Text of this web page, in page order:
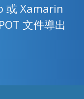
或 Xamarin
文件導出